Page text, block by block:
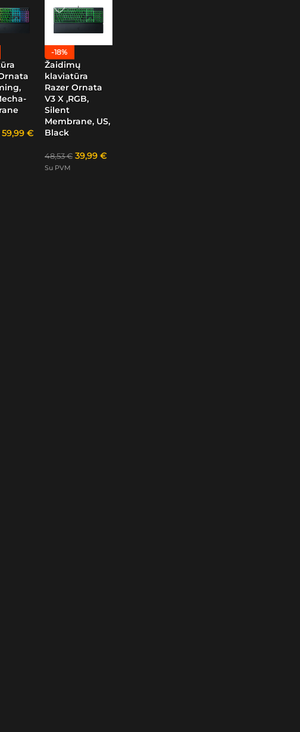
59,99 €
-18%
Žaidimų
klaviatūra
Razer Ornata
V3 X ,RGB,
Silent
Membrane, US,
Black
48,53€ 39,99 €
Su PVM